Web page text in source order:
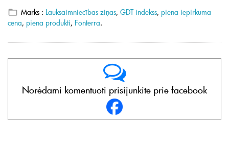
Marks : Lauksaimniecības ziņas, GDT indekss, piena iepirkuma
cena, piena produkti, Fonterra.
Norėdami komentuoti prisijunkite prie facebook